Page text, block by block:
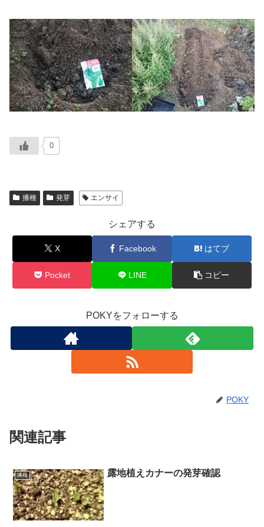
0
播種 発芽 エンサイ
シェアする
X Facebook はてブ
Pocket LINE コピー
POKYをフォローする
POKY
関連記事
播種 露地植えカナーの発芽確認